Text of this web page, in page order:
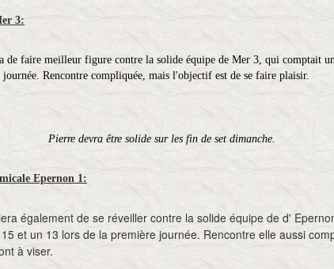
3:
de faire meilleur figure contre la solide équipe de Mer 3, qui comptait
Rencontre compliquée, mais l'objectif est de se faire plaisir.
Pierre devra être solide sur les fin de set dimanche.
Epernon 1:
également de se réveiller contre la solide équipe de d'
et un 13 lors de la première journée. Rencontre elle aussi
à viser.